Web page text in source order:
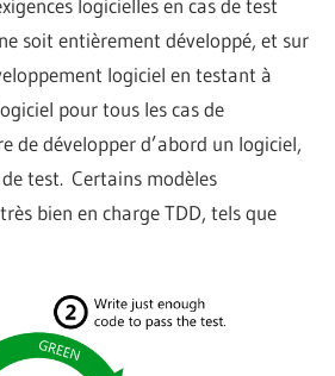
logicielles en cas de test
soit entièrement développé, et sur
logiciel en testant à
pour tous les cas de
de développer d’abord un logiciel,
test. Certains modèles
bien en charge TDD, tels que